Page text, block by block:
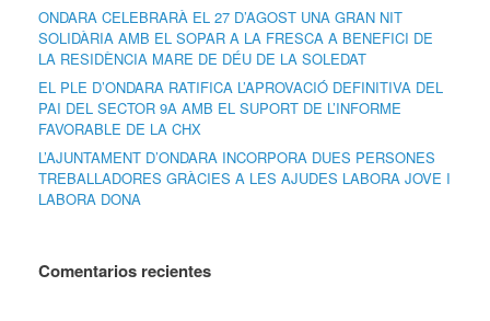
ONDARA CELEBRARÀ EL 27 D’AGOST UNA GRAN NIT
SOLIDÀRIA AMB EL SOPAR A LA FRESCA A BENEFICI DE
LA RESIDÈNCIA MARE DE DÉU DE LA SOLEDAT
EL PLE D’ONDARA RATIFICA L’APROVACIÓ DEFINITIVA DEL
PAI DEL SECTOR 9A AMB EL SUPORT DE L’INFORME
FAVORABLE DE LA CHX
L’AJUNTAMENT D’ONDARA INCORPORA DUES PERSONES
TREBALLADORES GRÀCIES A LES AJUDES LABORA JOVE I
LABORA DONA
Comentarios recientes